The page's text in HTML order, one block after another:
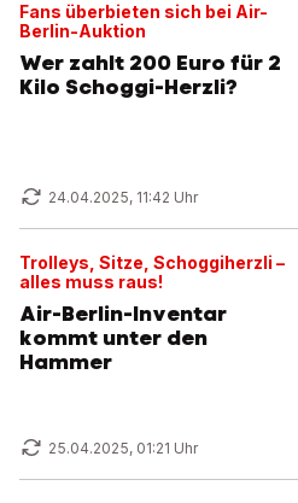
Fans überbieten sich bei Air-
Berlin-Auktion
Wer zahlt 200 Euro für 2
Kilo Schoggi-Herzli?
24.04.2025, 11:42 Uhr
Trolleys, Sitze, Schoggiherzli –
alles muss raus!
Air-Berlin-Inventar
kommt unter den
Hammer
25.04.2025, 01:21 Uhr